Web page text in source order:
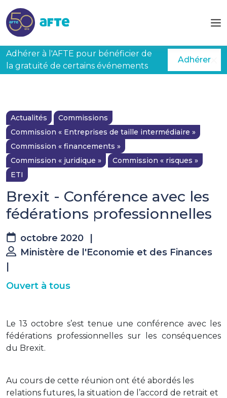
Adhérer à l'AFTE pour bénéficier de
la gratuité de certains événements
Adhérer
Actualités
Commissions
Commission « Entreprises de taille intermédiaire »
Commission « financements »
Commission « juridique »
Commission « risques »
ETI
Brexit - Conférence avec les
fédérations professionnelles
octobre 2020
Ministère de l'Economie et des Finances
Ouvert à tous
Le 13 octobre s’est tenue une conférence avec les
fédérations professionnelles sur les conséquences
du Brexit.
Au cours de cette réunion ont été abordés les
relations futures, la situation de l’accord de retrait et